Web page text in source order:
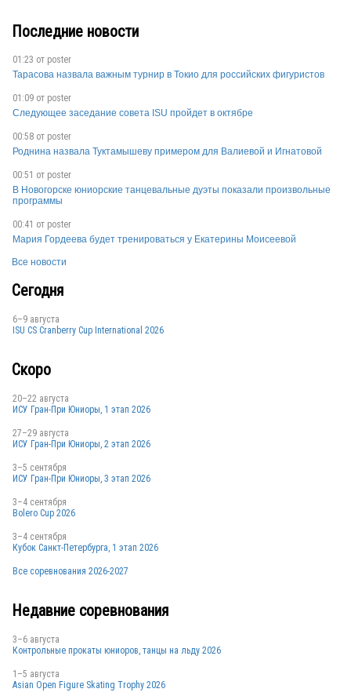
Последние новости
01:23 от poster
Тарасова назвала важным турнир в Токио для российских фигуристов
01:09 от poster
Следующее заседание совета ISU пройдет в октябре
00:58 от poster
Роднина назвала Туктамышеву примером для Валиевой и Игнатовой
00:51 от poster
В Новогорске юниорские танцевальные дуэты показали произвольные
программы
00:41 от poster
Мария Гордеева будет тренироваться у Екатерины Моисеевой
Все новости
Сегодня
6–9 августа
ISU CS Cranberry Cup International 2026
Скоро
20–22 августа
ИСУ Гран-При Юниоры, 1 этап 2026
27–29 августа
ИСУ Гран-При Юниоры, 2 этап 2026
3–5 сентября
ИСУ Гран-При Юниоры, 3 этап 2026
3–4 сентября
Bolero Cup 2026
3–4 сентября
Кубок Санкт-Петербурга, 1 этап 2026
Все соревнования 2026-2027
Недавние соревнования
3–6 августа
Контрольные прокаты юниоров, танцы на льду 2026
1–5 августа
Asian Open Figure Skating Trophy 2026